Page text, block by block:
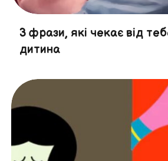
3 фрази, які чекає від
дитина